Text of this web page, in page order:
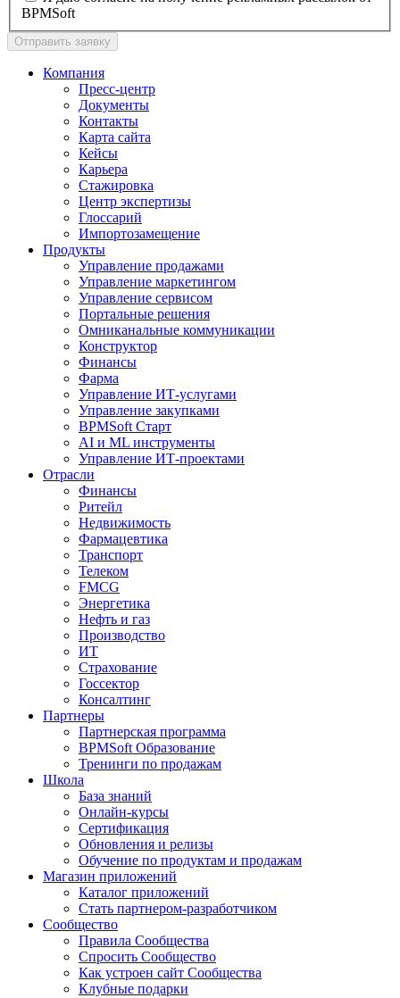
BPMSoft
Отправить заявку
Компания
Пресс-центр
Документы
Контакты
Карта сайта
Кейсы
Карьера
Стажировка
Центр экспертизы
Глоссарий
Импортозамещение
Продукты
Управление продажами
Управление маркетингом
Управление сервисом
Портальные решения
Омниканальные коммуникации
Конструктор
Финансы
Фарма
Управление ИТ-услугами
Управление закупками
BPMSoft Старт
AI и ML инструменты
Управление ИТ-проектами
Отрасли
Финансы
Ритейл
Недвижимость
Фармацевтика
Транспорт
Телеком
FMCG
Энергетика
Нефть и газ
Производство
ИТ
Страхование
Госсектор
Консалтинг
Партнеры
Партнерская программа
BPMSoft Образование
Тренинги по продажам
Школа
База знаний
Онлайн-курсы
Сертификация
Обновления и релизы
Обучение по продуктам и продажам
Магазин приложений
Каталог приложений
Стать партнером-разработчиком
Сообщество
Правила Сообщества
Спросить Сообщество
Как устроен сайт Сообщества
Клубные подарки